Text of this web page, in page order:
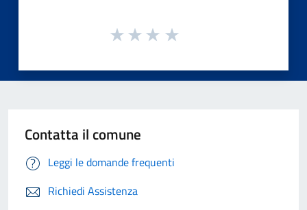
Contatta il comune
Leggi le domande frequenti
Richiedi Assistenza